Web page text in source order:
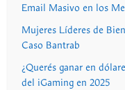
Email Masivo en los
Mujeres Líderes de
Caso Bantrab
¿Querés ganar en
del iGaming en 2025